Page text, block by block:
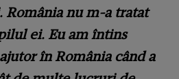
România nu m-a tratat
ei. Eu am întins
în România când a